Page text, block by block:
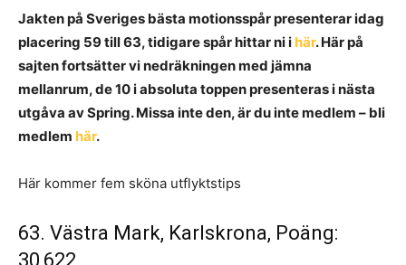
Jakten på Sveriges bästa motionsspår presenterar idag
placering 59 till 63, tidigare spår hittar ni i här. Här på
sajten fortsätter vi nedräkningen med jämna
mellanrum, de 10 i absoluta toppen presenteras i nästa
utgåva av Spring. Missa inte den, är du inte medlem – bli
medlem här.
Här kommer fem sköna utflyktstips
63. Västra Mark, Karlskrona, Poäng:
30,622